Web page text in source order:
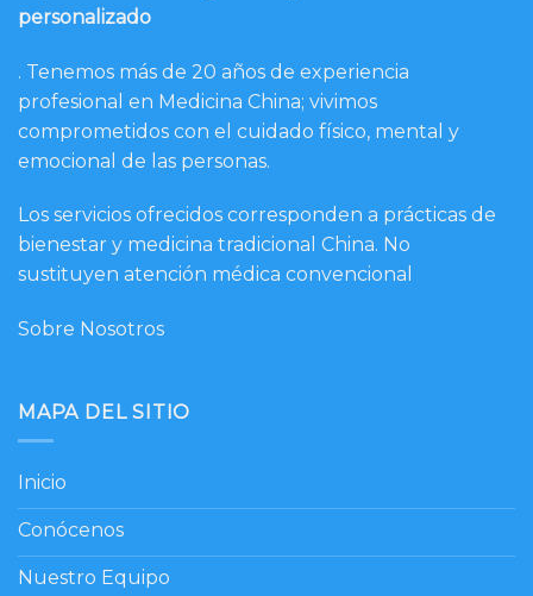
personalizado
. Tenemos más de 20 años de experiencia
profesional en Medicina China; vivimos
comprometidos con el cuidado físico, mental y
emocional de las personas.
Los servicios ofrecidos corresponden a prácticas de
bienestar y medicina tradicional China. No
sustituyen atención médica convencional
Sobre Nosotros
MAPA DEL SITIO
Inicio
Conócenos
Nuestro Equipo